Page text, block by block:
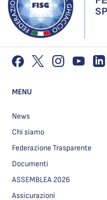
MENU
News
Chi siamo
Federazione Trasparente
Documenti
ASSEMBLEA 2026
Assicurazioni